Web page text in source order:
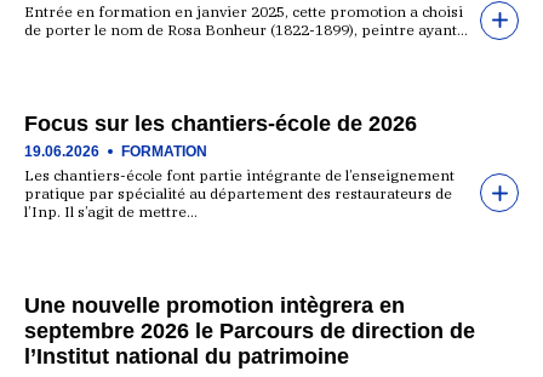
Entrée en formation en janvier 2025, cette promotion a choisi
de porter le nom de Rosa Bonheur (1822-1899), peintre ayant…
Focus sur les chantiers-école de 2026
19.06.2026 FORMATION
Les chantiers-école font partie intégrante de l’enseignement
pratique par spécialité au département des restaurateurs de
l’Inp. Il s’agit de mettre…
Une nouvelle promotion intègrera en
septembre 2026 le Parcours de direction de
l’Institut national du patrimoine